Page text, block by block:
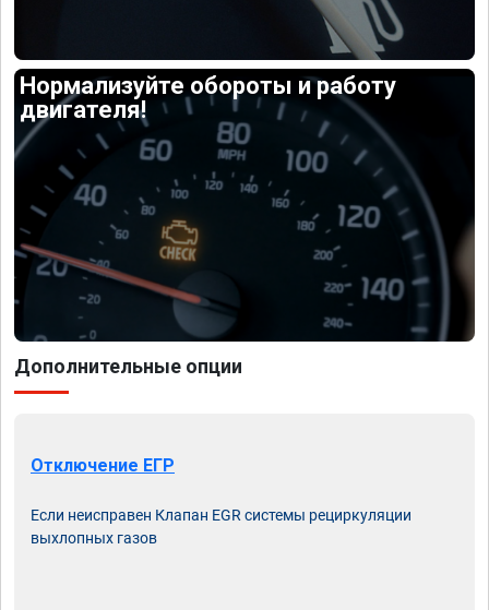
Нормализуйте обороты и работу
двигателя!
Дополнительные опции
Отключение ЕГР
Если неисправен Клапан EGR системы рециркуляции
выхлопных газов